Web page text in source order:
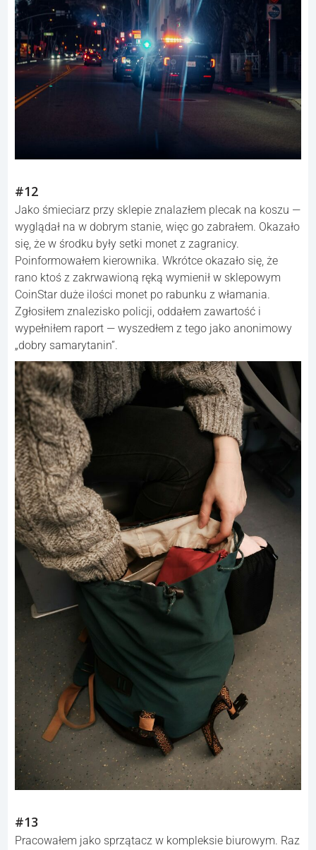
#12
Jako śmieciarz przy sklepie znalazłem plecak na koszu —
wyglądał na w dobrym stanie, więc go zabrałem. Okazało
się, że w środku były setki monet z zagranicy.
Poinformowałem kierownika. Wkrótce okazało się, że
rano ktoś z zakrwawioną ręką wymienił w sklepowym
CoinStar duże ilości monet po rabunku z włamania.
Zgłosiłem znalezisko policji, oddałem zawartość i
wypełniłem raport — wyszedłem z tego jako anonimowy
„dobry samarytanin”.
#13
Pracowałem jako sprzątacz w kompleksie biurowym. Raz